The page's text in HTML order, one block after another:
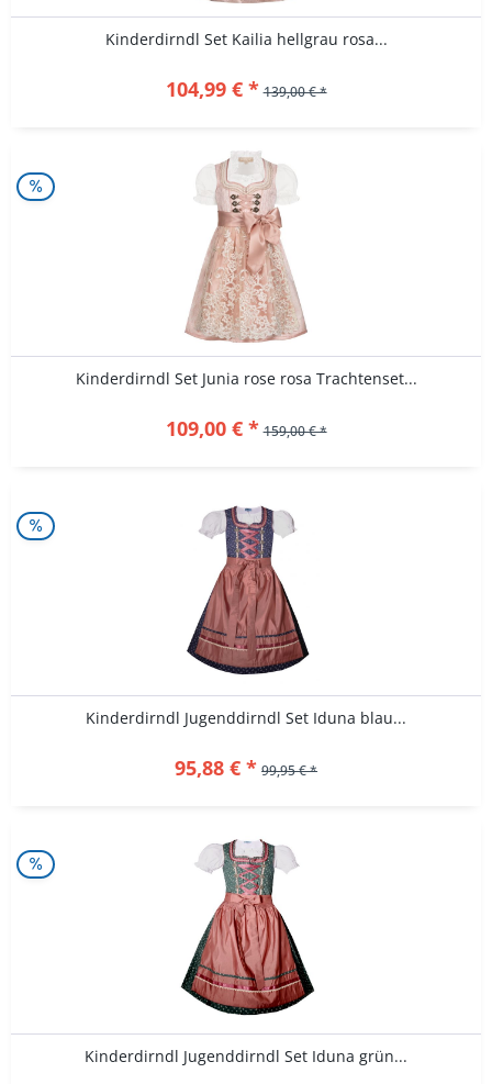
Kinderdirndl Set Kailia hellgrau rosa...
104,99 € * 139,00 € *
Kinderdirndl Set Junia rose rosa Trachtenset...
109,00 € * 159,00 € *
Kinderdirndl Jugenddirndl Set Iduna blau...
95,88 € * 99,95 € *
Kinderdirndl Jugenddirndl Set Iduna grün...